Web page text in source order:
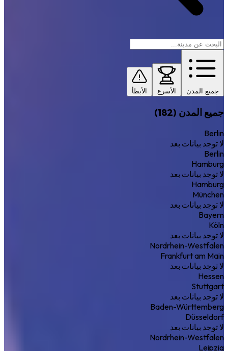
جميع المدن الأسرع الأبطأ
جميع المدن (182)
Berlin
لا توجد بيانات بعد
Berlin
Hamburg
لا توجد بيانات بعد
Hamburg
München
لا توجد بيانات بعد
Bayern
Köln
لا توجد بيانات بعد
Nordrhein-Westfalen
Frankfurt am Main
لا توجد بيانات بعد
Hessen
Stuttgart
لا توجد بيانات بعد
Baden-Württemberg
Düsseldorf
لا توجد بيانات بعد
Nordrhein-Westfalen
Leipzig